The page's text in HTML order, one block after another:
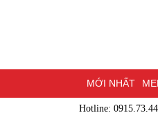
MỚI NHẤT
DU LỊCH - ẨM
Hotline: